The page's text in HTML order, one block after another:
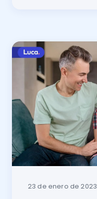
23 de enero de 2023